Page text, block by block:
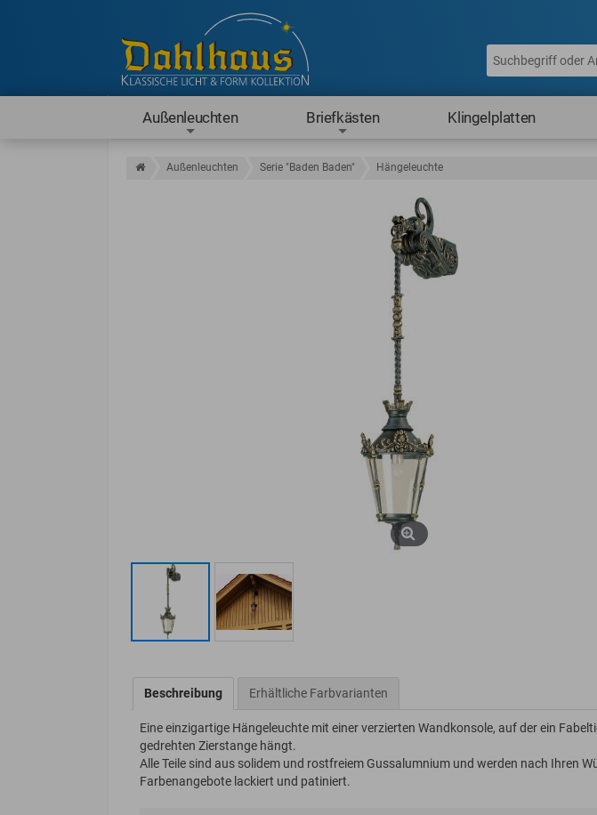
Außenleuchten Briefkästen Klingelplatten
Außenleuchten Serie "Baden Baden" Hängeleuchte
Beschreibung Erhältliche Farbvarianten
Eine einzigartige Hängeleuchte mit einer verzierten Wandkonsole, auf der ein
gedrehten Zierstange hängt.
Alle Teile sind aus solidem und rostfreiem Gussalumnium und werden nach Ihren
Farbenangebote lackiert und patiniert.